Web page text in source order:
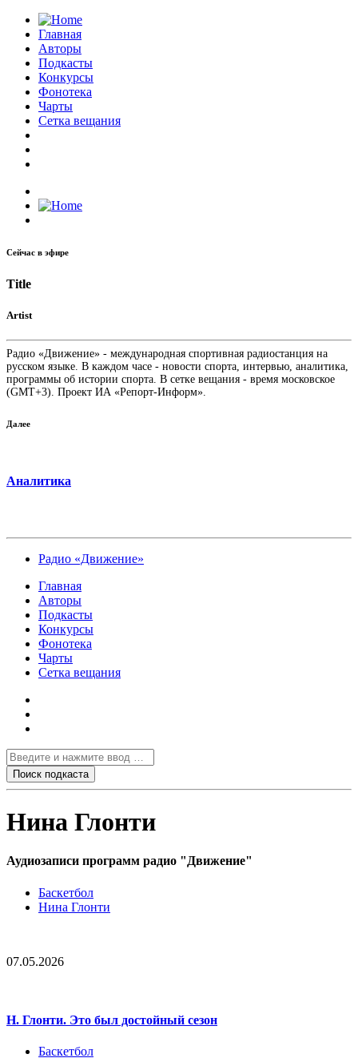
Главная
Авторы
Подкасты
Конкурсы
Фонотека
Чарты
Сетка вещания
Сейчас в эфире
Title
Artist
Радио «Движение» - международная спортивная радиостанция на
русском языке. В каждом часе - новости спорта, интервью, аналитика,
программы об истории спорта. В сетке вещания - время московское
(GMT+3). Проект ИА «Репорт-Информ».
Далее
Аналитика
Радио «Движение»
Главная
Авторы
Подкасты
Конкурсы
Фонотека
Чарты
Сетка вещания
Нина Глонти
Аудиозаписи программ радио "Движение"
Баскетбол
Нина Глонти
07.05.2026
Н. Глонти. Это был достойный сезон
Баскетбол